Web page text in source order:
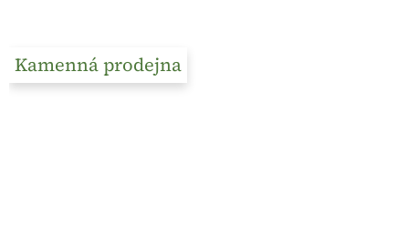
Kamenná prodejna